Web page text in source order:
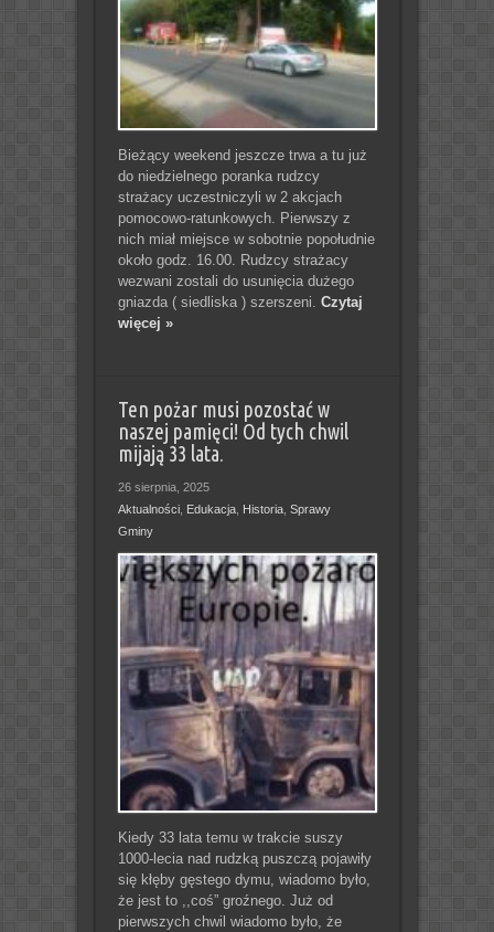
Bieżący weekend jeszcze trwa a tu już
do niedzielnego poranka rudzcy
strażacy uczestniczyli w 2 akcjach
pomocowo-ratunkowych. Pierwszy z
nich miał miejsce w sobotnie popołudnie
około godz. 16.00. Rudzcy strażacy
wezwani zostali do usunięcia dużego
gniazda ( siedliska ) szerszeni. Czytaj
więcej »
Ten pożar musi pozostać w
naszej pamięci! Od tych chwil
mijają 33 lata.
26 sierpnia, 2025
Aktualności, Edukacja, Historia, Sprawy
Gminy
Kiedy 33 lata temu w trakcie suszy
1000-lecia nad rudzką puszczą pojawiły
się kłęby gęstego dymu, wiadomo było,
że jest to ,,coś” groźnego. Już od
pierwszych chwil wiadomo było, że